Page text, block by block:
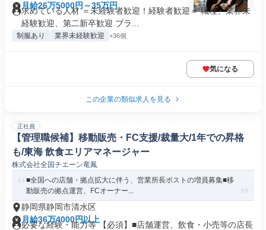
月給26万5000円～35万円
求めている人材 ＝未経験者歓迎！経験者歓迎＝ 職種、業界未
経験歓迎、第二新卒歓迎 ブラ...
制服あり 業界未経験歓迎 +36個
気になる
この企業の類似求人を見る
正社員
【管理職候補】移動販売・FC支援/裁量大/1年での昇格
も/東海 飲食エリアマネージャー
株式会社全国チエーン竜鳳
■全国への店舗・拠点拡大に伴う、営業所長ポストの増員募集■移
動販売の拠点運営、FCオーナー...
静岡県静岡市清水区
月給36万4000円以上
必要な経験・能力等 【必須】■店舗運営、飲食・小売等の店長